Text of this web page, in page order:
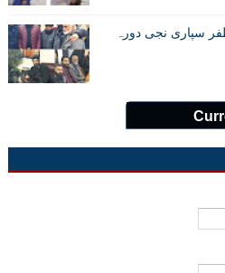
سپاری نجی دورہ